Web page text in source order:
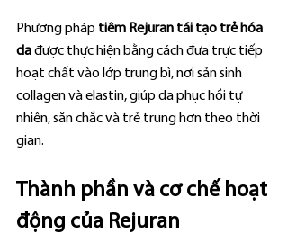
Phương pháp tiêm Rejuran tái tạo trẻ hóa
da được thực hiện bằng cách đưa trực tiếp
hoạt chất vào lớp trung bì, nơi sản sinh
collagen và elastin, giúp da phục hồi tự
nhiên, săn chắc và trẻ trung hơn theo thời
gian.
Thành phần và cơ chế hoạt
động của Rejuran